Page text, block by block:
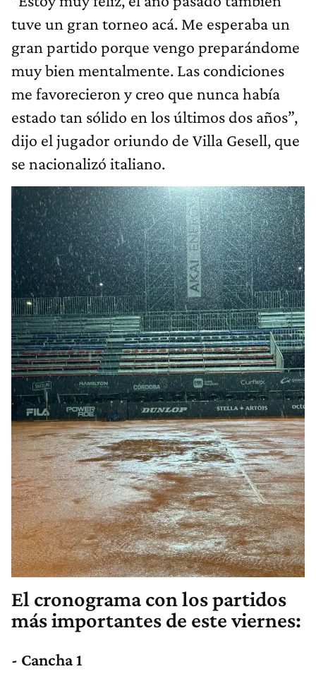
tuve un gran torneo acá. Me esperaba un
gran partido porque vengo preparándome
muy bien mentalmente. Las condiciones
me favorecieron y creo que nunca había
estado tan sólido en los últimos dos años”,
dijo el jugador oriundo de Villa Gesell, que
se nacionalizó italiano.
El cronograma con los partidos
más importantes de este viernes:
- Cancha 1